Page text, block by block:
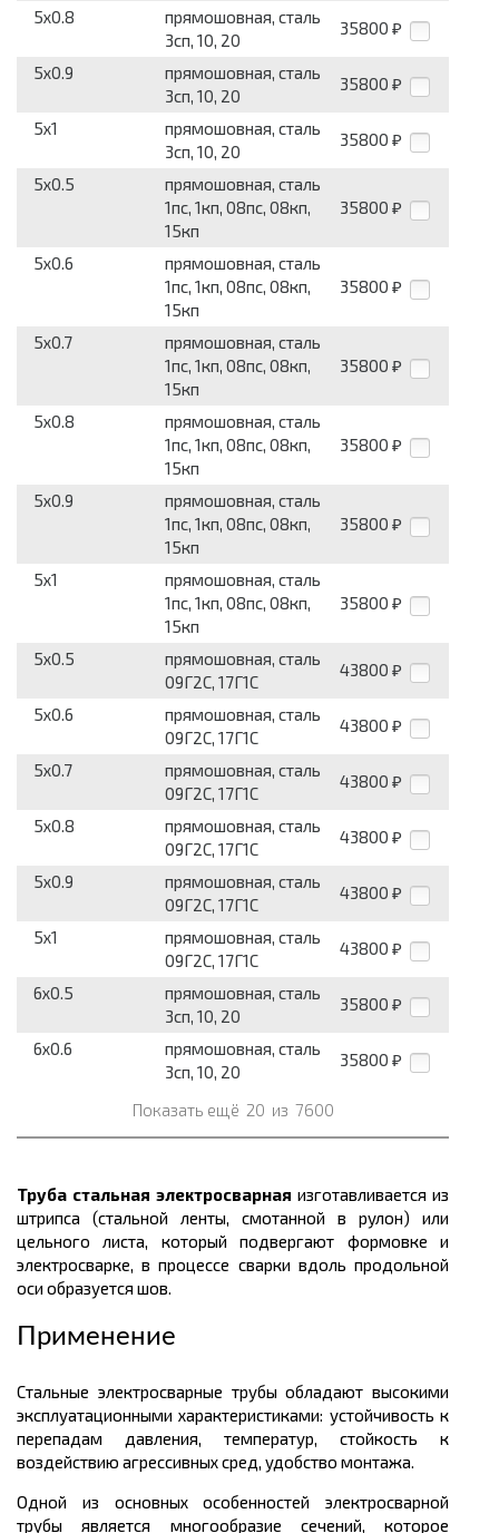
5x0.8
прямошовная, сталь
3сп, 10, 20
35800 ₽
5x0.9
прямошовная, сталь
3сп, 10, 20
35800 ₽
5x1
прямошовная, сталь
3сп, 10, 20
35800 ₽
5x0.5
прямошовная, сталь
1пс, 1кп, 08пс, 08кп,
15кп
35800 ₽
5x0.6
прямошовная, сталь
1пс, 1кп, 08пс, 08кп,
15кп
35800 ₽
5x0.7
прямошовная, сталь
1пс, 1кп, 08пс, 08кп,
15кп
35800 ₽
5x0.8
прямошовная, сталь
1пс, 1кп, 08пс, 08кп,
15кп
35800 ₽
5x0.9
прямошовная, сталь
1пс, 1кп, 08пс, 08кп,
15кп
35800 ₽
5x1
прямошовная, сталь
1пс, 1кп, 08пс, 08кп,
15кп
35800 ₽
5x0.5
прямошовная, сталь
09Г2С, 17Г1С
43800 ₽
5x0.6
прямошовная, сталь
09Г2С, 17Г1С
43800 ₽
5x0.7
прямошовная, сталь
09Г2С, 17Г1С
43800 ₽
5x0.8
прямошовная, сталь
09Г2С, 17Г1С
43800 ₽
5x0.9
прямошовная, сталь
09Г2С, 17Г1С
43800 ₽
5x1
прямошовная, сталь
09Г2С, 17Г1С
43800 ₽
6x0.5
прямошовная, сталь
3сп, 10, 20
35800 ₽
6x0.6
прямошовная, сталь
3сп, 10, 20
35800 ₽
Показать ещё 20 из 7600
Труба стальная электросварная изготавливается из
штрипса (стальной ленты, смотанной в рулон) или
цельного листа, который подвергают формовке и
электросварке, в процессе сварки вдоль продольной
оси образуется шов.
Применение
Стальные электросварные трубы обладают высокими
эксплуатационными характеристиками: устойчивость к
перепадам давления, температур, стойкость к
воздействию агрессивных сред, удобство монтажа.
Одной из основных особенностей электросварной
трубы является многообразие сечений, которое